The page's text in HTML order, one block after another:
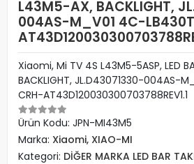
L43M5-AX, BACKLIGHT,
004AS-M_V01 4C-
Xiaomi, Mi TV 4S L43M5-5ASP, LED
BACKLIGHT, JL.D43071330-004AS-
CRH-AT43D120030300703788REV1.1
Ürün Kodu: JPN-MI43M5
Marka: Xiaomi, XIAO-MI
Kategori: DİĞER MARKA LED BAR